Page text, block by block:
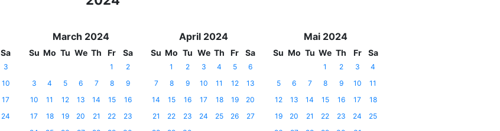
Sa
3
10
17
24
March 2024
Su Mo Tu We Th Fr Sa
1
2
3
4 5 6 7 8
9
10
11 12 13 14 15
16
17
18 19 20 21 22
23
April 2024
Su Mo Tu We Th Fr Sa
1 2 3 4 5
6
7
8 9 10 11 12
13
14
15 16 17 18 19
20
21
22 23 24 25 26
27
Mai 2024
Su Mo Tu We Th Fr Sa
1 2 3
4
5
6 7 8 9 10
11
12
13 14 15 16 17
18
19
20 21 22 23 24
25